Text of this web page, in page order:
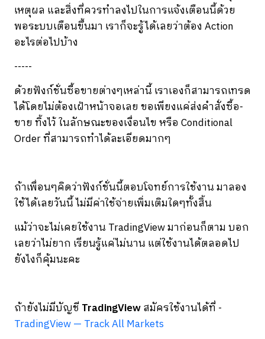
เหตุผล และสิ่งที่ควรทำลงไปในการแจ้งเตือนนี้ด้วย
พอระบบเตือนขึ้นมา เราก็จะรู้ได้เลยว่าต้อง Action
อะไรต่อไปบ้าง
-----
ด้วยฟังก์ชั่นซื้อขายต่างๆเหล่านี้ เราเองก็สามารถเทรด
ได้โดยไม่ต้องเฝ้าหน้าจอเลย ขอเพียงแค่ส่งคำสั่งซื้อ-
ขาย ทิ้งไว้ ในลักษณะของเงื่อนไข หรือ Conditional
Order ที่สามารถทำได้ละเอียดมากๆ
ถ้าเพื่อนๆคิดว่าฟังก์ชั่นนี้ตอบโจทย์การใช้งาน มาลอง
ใช้ได้เลยวันนี้ ไม่มีค่าใช้จ่ายเพิ่มเติมใดๆทั้งสิ้น
แม้ว่าจะไม่เคยใช้งาน TradingView มาก่อนก็ตาม บอก
เลยว่าไม่ยาก เรียนรู้แค่ไม่นาน แต่ใช้งานได้ตลอดไป
ยังไงก็คุ้มนะคะ
ถ้ายังไม่มีบัญชีTradingViewสมัครใช้งานได้ที่ -
TradingView — Track All Markets